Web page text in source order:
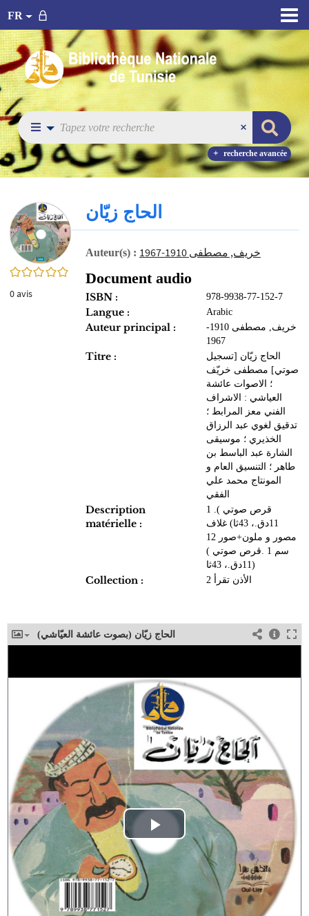
FR
recherche avancée
0/5
0avis
الحاج زيّان
Auteur(s) : خريف, مصطفى 1910-1967
Document audio
ISBN : 978-9938-77-152-7
Langue : Arabic
Auteur principal :
خريف, مصطفى 1910-
1967
Titre :
الحاج زيّان [تسجيل
صوتي] مصطفى خريّف
؛ الاصوات عائشة
العياشي : الاشراف
الفني معز المرابط ؛
تدقيق لغوي عبد الرزاق
الخذيري ؛ موسيقى
الشارة عبد الباسط بن
طاهر ؛ التنسيق العام و
المونتاج محمد علي
الفقي
Description
matérielle :
1 .قرص صوتي )
11دق.، 43ثا) غلاف
مصور و ملون+صور 12
سم 1 .قرص صوتي )
11دق.، 43ثا)
Collection : الأذن تقرأ 2
الحاج زيّان (بصوت عائشة العيّاشي)
Play
Video